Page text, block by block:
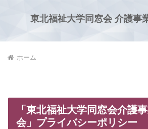
東北福祉大学同窓会 介護事
ホーム
「東北福祉大学同窓会介護
会」プライバシーポリシー